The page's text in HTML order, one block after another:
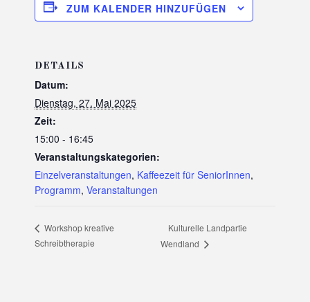
ZUM KALENDER HINZUFÜGEN
DETAILS
Datum:
Dienstag, 27. Mai 2025
Zeit:
15:00 - 16:45
Veranstaltungskategorien:
Einzelveranstaltungen, Kaffeezeit für SeniorInnen,
Programm, Veranstaltungen
Workshop kreative
Schreibtherapie
Kulturelle Landpartie
Wendland